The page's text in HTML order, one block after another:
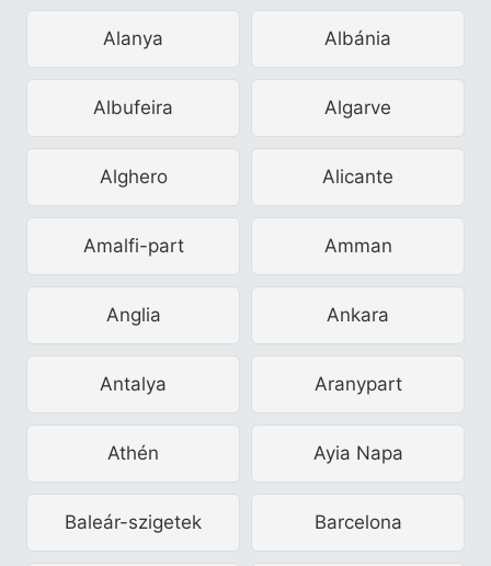
Alanya Albánia
Albufeira Algarve
Alghero Alicante
Amalfi-part Amman
Anglia Ankara
Antalya Aranypart
Athén Ayia Napa
Baleár-szigetek Barcelona